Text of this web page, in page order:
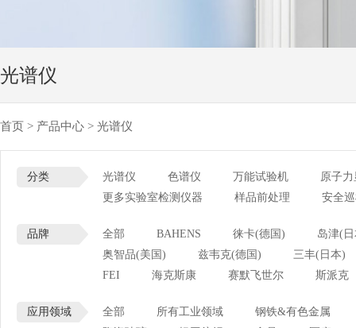
光谱仪
首页 > 产品中心 > 光谱仪
分类 光谱仪 色谱仪 万能试验机
原子
更多实验室检测仪器
样品前处理 安全
品牌 全部 BAHENS 徕卡(德国)
岛津(
奥智品(美国)
兹韦克(德国)
三丰(日本)
FEI
海克斯康 赛默飞世尔 斯派克
应用领域 全部 所有工业领域
钢铁&有色金属